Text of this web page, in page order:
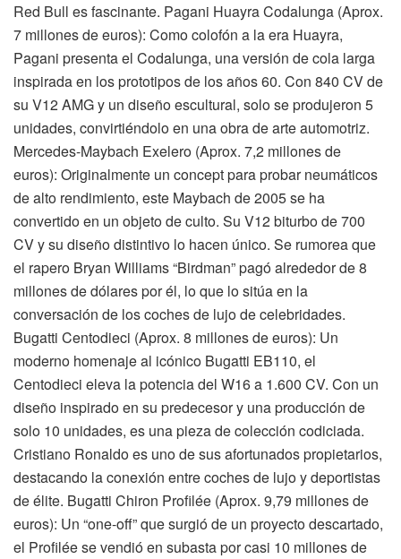
Red Bull es fascinante. Pagani Huayra Codalunga (Aprox.
7 millones de euros): Como colofón a la era Huayra,
Pagani presenta el Codalunga, una versión de cola larga
inspirada en los prototipos de los años 60. Con 840 CV de
su V12 AMG y un diseño escultural, solo se produjeron 5
unidades, convirtiéndolo en una obra de arte automotriz.
Mercedes-Maybach Exelero (Aprox. 7,2 millones de
euros): Originalmente un concept para probar neumáticos
de alto rendimiento, este Maybach de 2005 se ha
convertido en un objeto de culto. Su V12 biturbo de 700
CV y su diseño distintivo lo hacen único. Se rumorea que
el rapero Bryan Williams “Birdman” pagó alrededor de 8
millones de dólares por él, lo que lo sitúa en la
conversación de los coches de lujo de celebridades.
Bugatti Centodieci (Aprox. 8 millones de euros): Un
moderno homenaje al icónico Bugatti EB110, el
Centodieci eleva la potencia del W16 a 1.600 CV. Con un
diseño inspirado en su predecesor y una producción de
solo 10 unidades, es una pieza de colección codiciada.
Cristiano Ronaldo es uno de sus afortunados propietarios,
destacando la conexión entre coches de lujo y deportistas
de élite. Bugatti Chiron Profilée (Aprox. 9,79 millones de
euros): Un “one-off” que surgió de un proyecto descartado,
el Profilée se vendió en subasta por casi 10 millones de